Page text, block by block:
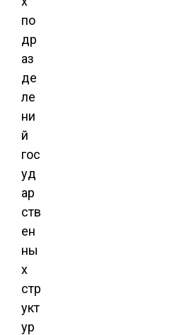
по
др
аз
де
ле
ни
й
гос
уд
ар
ств
ен
ны
х
стр
укт
ур